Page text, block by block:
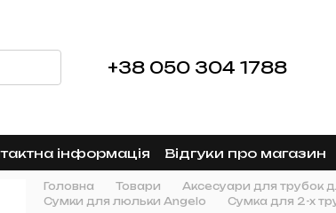
+38 050 304 1788
інформація Відгуки про магазин
Головна Товари Аксесуари для трубок
Сумки для люльки Angelo
Сумка для 2-х